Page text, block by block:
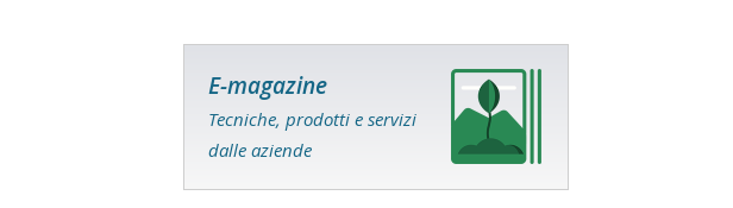
E-magazine
Tecniche, prodotti e servizi
dalle aziende